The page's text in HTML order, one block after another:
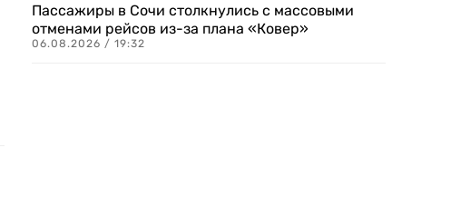
Пассажиры в Сочи столкнулись с массовыми
отменами рейсов из-за плана «Ковер»
06.08.2026 / 19:32